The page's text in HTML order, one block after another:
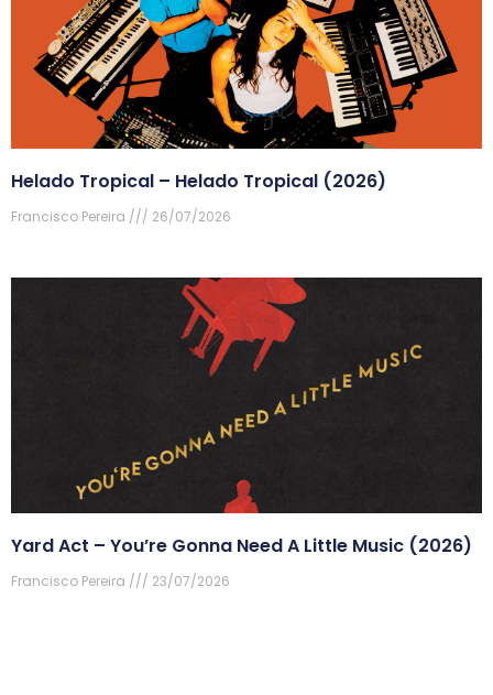
Helado Tropical – Helado Tropical (2026)
Francisco Pereira 26/07/2026
Yard Act – You’re Gonna Need A Little Music (2026)
Francisco Pereira 23/07/2026